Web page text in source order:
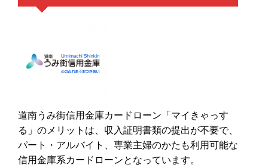
道南うみ街信用金庫カードローン「マイきゃっす
る」のメリットは、収入証明書類の提出が不要で、
パート・アルバイト、専業主婦のかたも利用可能な
信用金庫系カードローンとなっています。